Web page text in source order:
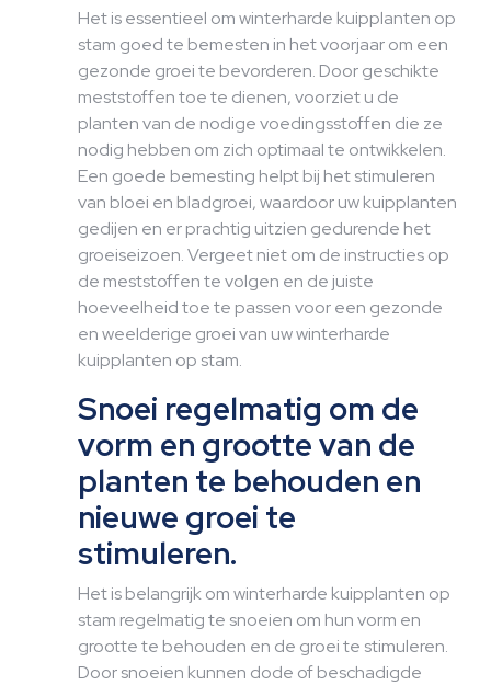
Het is essentieel om winterharde kuipplanten op
stam goed te bemesten in het voorjaar om een
gezonde groei te bevorderen. Door geschikte
meststoffen toe te dienen, voorziet u de
planten van de nodige voedingsstoffen die ze
nodig hebben om zich optimaal te ontwikkelen.
Een goede bemesting helpt bij het stimuleren
van bloei en bladgroei, waardoor uw kuipplanten
gedijen en er prachtig uitzien gedurende het
groeiseizoen. Vergeet niet om de instructies op
de meststoffen te volgen en de juiste
hoeveelheid toe te passen voor een gezonde
en weelderige groei van uw winterharde
kuipplanten op stam.
Snoei regelmatig om de
vorm en grootte van de
planten te behouden en
nieuwe groei te
stimuleren.
Het is belangrijk om winterharde kuipplanten op
stam regelmatig te snoeien om hun vorm en
grootte te behouden en de groei te stimuleren.
Door snoeien kunnen dode of beschadigde